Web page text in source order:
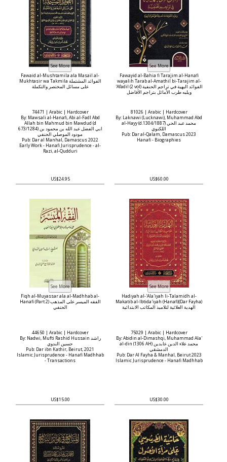
Fawaid al-Mushtamila ala Masail al-
Mukhtasir wa Takmila الفوائد المشتملة
على مسائل المختصر والتكملة
74471 | Arabic | Hardcover
By: Mawsali al-Hanafi, Abi al-Fadl Abd
Allah bin Mahmud bin Mawdud (d
673/1284) ابي الفضل عبد الله بن محمود بن
مودود الموصلي الحنفي
Pub: Dar al Manhal, Damascus 2022
Early Work - Hanafi Jurisprudence - al-
Razi, al-Qudduri
US$24.95
Fawayid al-Bahia fi Tarajim al-Hanafi
wayalih Tarab al-Amathil bi-Tarajim al-
'Afadil (2 vol) الفوائد البهية في تراجم الحنفية
ويليه طرب الأماثل بتراجم الأفاضل
81026 | Arabic | Hardcover
By: Laknawi (Lucknawi), Muhammad Abd
al-Hayy (d.1304/1887) محمد عبد الحي
اللكنوي
Pub: Dar al-Qalam, Damascus 2023
Hanafi - Biographies
US$60.00
Fiqh al-Muyassar ala al-Madhhab al-
Hanafi (Part 2) الفقه الميسر على المذهب
الحنفي
44650 | Arabic | Hardcover
By: Nadwi, Mufti Rashid Hussain راشد
حسين الندوي
Pub: Dar ibn Kathir, Beirut, 2021
Islamic Jurisprudence - Hanafi Madhhab
- Transactions
US$15.00
Hadiyah al-'Ala'iyah li-Talamidh al-
Makatib al-Ibtida'iyah (Hanafi)(Dar Fayha)
الهدية العلائية لتلاميذ المكاتب الابتدائية
75029 | Arabic | Hardcover
By: Abidin al-Dimashqi, Muhammad Ala'
al-din (1306 AH) محمد علاء الدين عابدين
الدمشقي
Pub: Dar Al Fayha & Manhal, Beirut 2023
Islamic Jurisprudence - Hanafi Madhhab
US$30.00